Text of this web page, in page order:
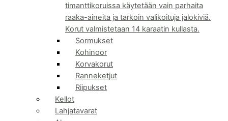
timanttikoruissa käytetään vain parhaita
raaka-aineita ja tarkoin valikoituja jalokiviä.
Korut valmistetaan 14 karaatin kullasta.
Sormukset
Kohinoor
Korvakorut
Ranneketjut
Riipukset
Kellot
Lahjatavarat